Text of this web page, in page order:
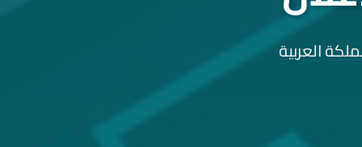
العربية